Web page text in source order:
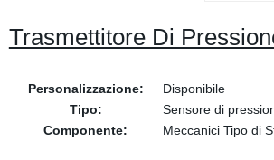
Trasmettitore Di
Personalizzazione:
Disponibile
Tipo:
Sensore di
Componente:
Meccanici Tipo di